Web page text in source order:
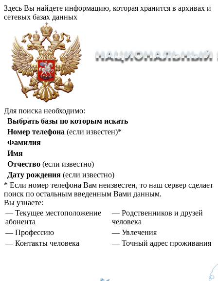
Здесь Вы найдете информацию, которая хранится в архивах и
сетевых базах данных
Для поиска необходимо:
Выбрать базы по которым искать
Номер телефона (если известен)*
Фамилия
Имя
Отчество (если известно)
Дату рождения (если известно)
* Если номер телефона Вам неизвестен, то наш сервер сделает
поиск по остальным введенным Вами данным.
Вы узнаете:
— Текущее местоположение
абонента
— Родственников и друзей
человека
— Профессию
— Увлечения
— Контакты человека
— Точный адрес проживания